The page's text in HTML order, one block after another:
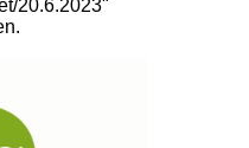
20.6.2023"